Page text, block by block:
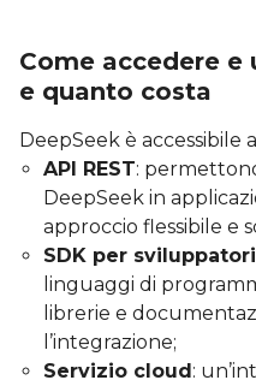
Come accedere e
e quanto costa
DeepSeek è accessibile
API REST:
DeepSeek in
approccio flessibile e
SDK per sviluppatori
linguaggi di
librerie e
l’integrazione;
Servizio cloud: